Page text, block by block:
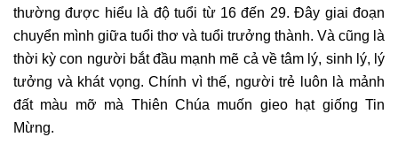
thường được hiểu là độ tuổi từ 16 đến 29. Đây giai đoạn
chuyển mình giữa tuổi thơ và tuổi trưởng thành. Và cũng là
thời kỳ con người bắt đầu mạnh mẽ cả về tâm lý, sinh lý, lý
tưởng và khát vọng. Chính vì thế, người trẻ luôn là mảnh
đất màu mỡ mà Thiên Chúa muốn gieo hạt giống Tin
Mừng.